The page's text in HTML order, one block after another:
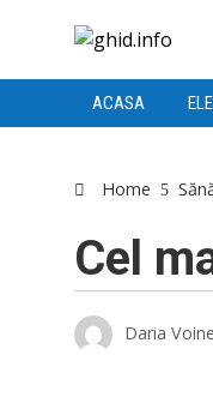
ACASA
Home
Cel
Daria